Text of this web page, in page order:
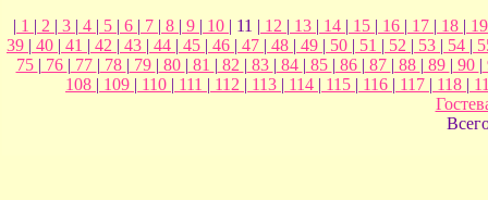
| 1 | 2 | 3 | 4 | 5 | 6 | 7 | 8 | 9 | 10 | 11 | 12 | 13 | 14 | 15 | 16 | 17 | 18 |
39 | 40 | 41 | 42 | 43 | 44 | 45 | 46 | 47 | 48 | 49 | 50 | 51 | 52 | 53 | 54 |
75 | 76 | 77 | 78 | 79 | 80 | 81 | 82 | 83 | 84 | 85 | 86 | 87 | 88 | 89 | 90 |
108 | 109 | 110 | 111 | 112 | 113 | 114 | 115 | 116 | 117 | 118 |